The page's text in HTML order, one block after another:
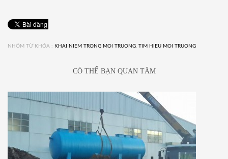
NHÓM TỪ KHÓA : KHAI NIEM TRONG MOI TRUONG, TIM HIEU MOI TRUONG
CÓ THỂ BẠN QUAN TÂM